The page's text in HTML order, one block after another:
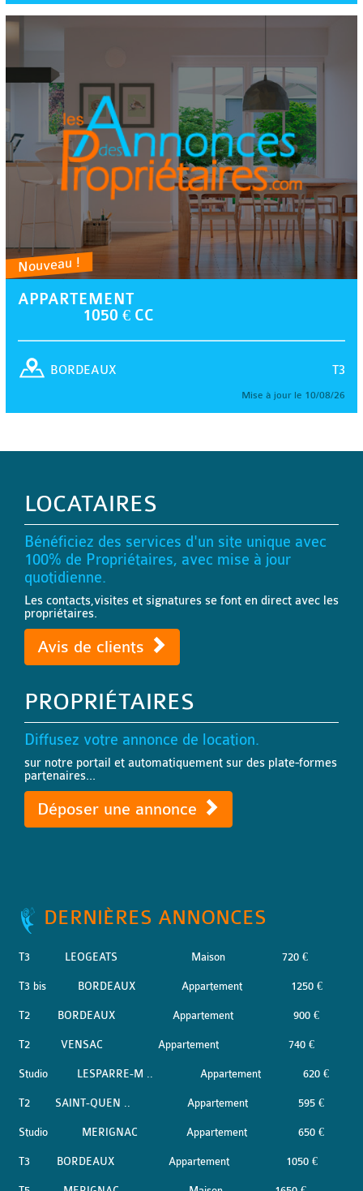
Nouveau !
APPARTEMENT
1050 € CC
T3
BORDEAUX
Mise à jour le 10/08/26
LOCATAIRES
Bénéficiez des services d'un site unique avec
100% de Propriétaires, avec mise à jour
quotidienne.
Les contacts,visites et signatures se font en direct avec les
propriétaires.
Avis de clients
PROPRIÉTAIRES
Diffusez votre annonce de location.
sur notre portail et automatiquement sur des plate-formes
partenaires...
Déposer une annonce
DERNIÈRES ANNONCES
T3 LEOGEATS Maison 720 €
T3 bis BORDEAUX Appartement 1250 €
T2 BORDEAUX Appartement 900 €
T2 VENSAC Appartement 740 €
Studio LESPARRE-M .. Appartement 620 €
T2 SAINT-QUEN .. Appartement 595 €
Studio MERIGNAC Appartement 650 €
T3 BORDEAUX Appartement 1050 €